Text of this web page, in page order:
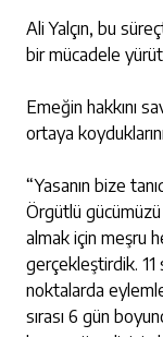
Ali Yalçın, bu
bir mücadele
Emeğin hakkını
ortaya
“Yasanın bize
Örgütlü gücümüzü
almak için meşru
gerçekleştirdik. 11
noktalarda
sırası 6 gün